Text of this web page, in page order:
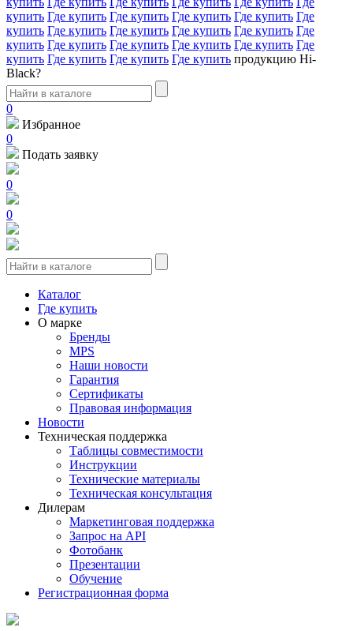
купить Где купить Где купить Где купить Где купить Где
купить Где купить Где купить Где купить Где купить Где
купить Где купить Где купить Где купить Где купить Где
купить Где купить Где купить Где купить продукцию Hi-
Black?
0
Избранное
0
Подать заявку
0
0
Каталог
Где купить
О марке
Бренды
MPS
Наши новости
Гарантия
Сертификаты
Правовая информация
Новости
Техническая поддержка
Таблицы совместимости
Инструкции
Технические материалы
Техническая консультация
Дилерам
Маркетинговая поддержка
Запрос на API
Фотобанк
Презентации
Обучение
Регистрационная форма